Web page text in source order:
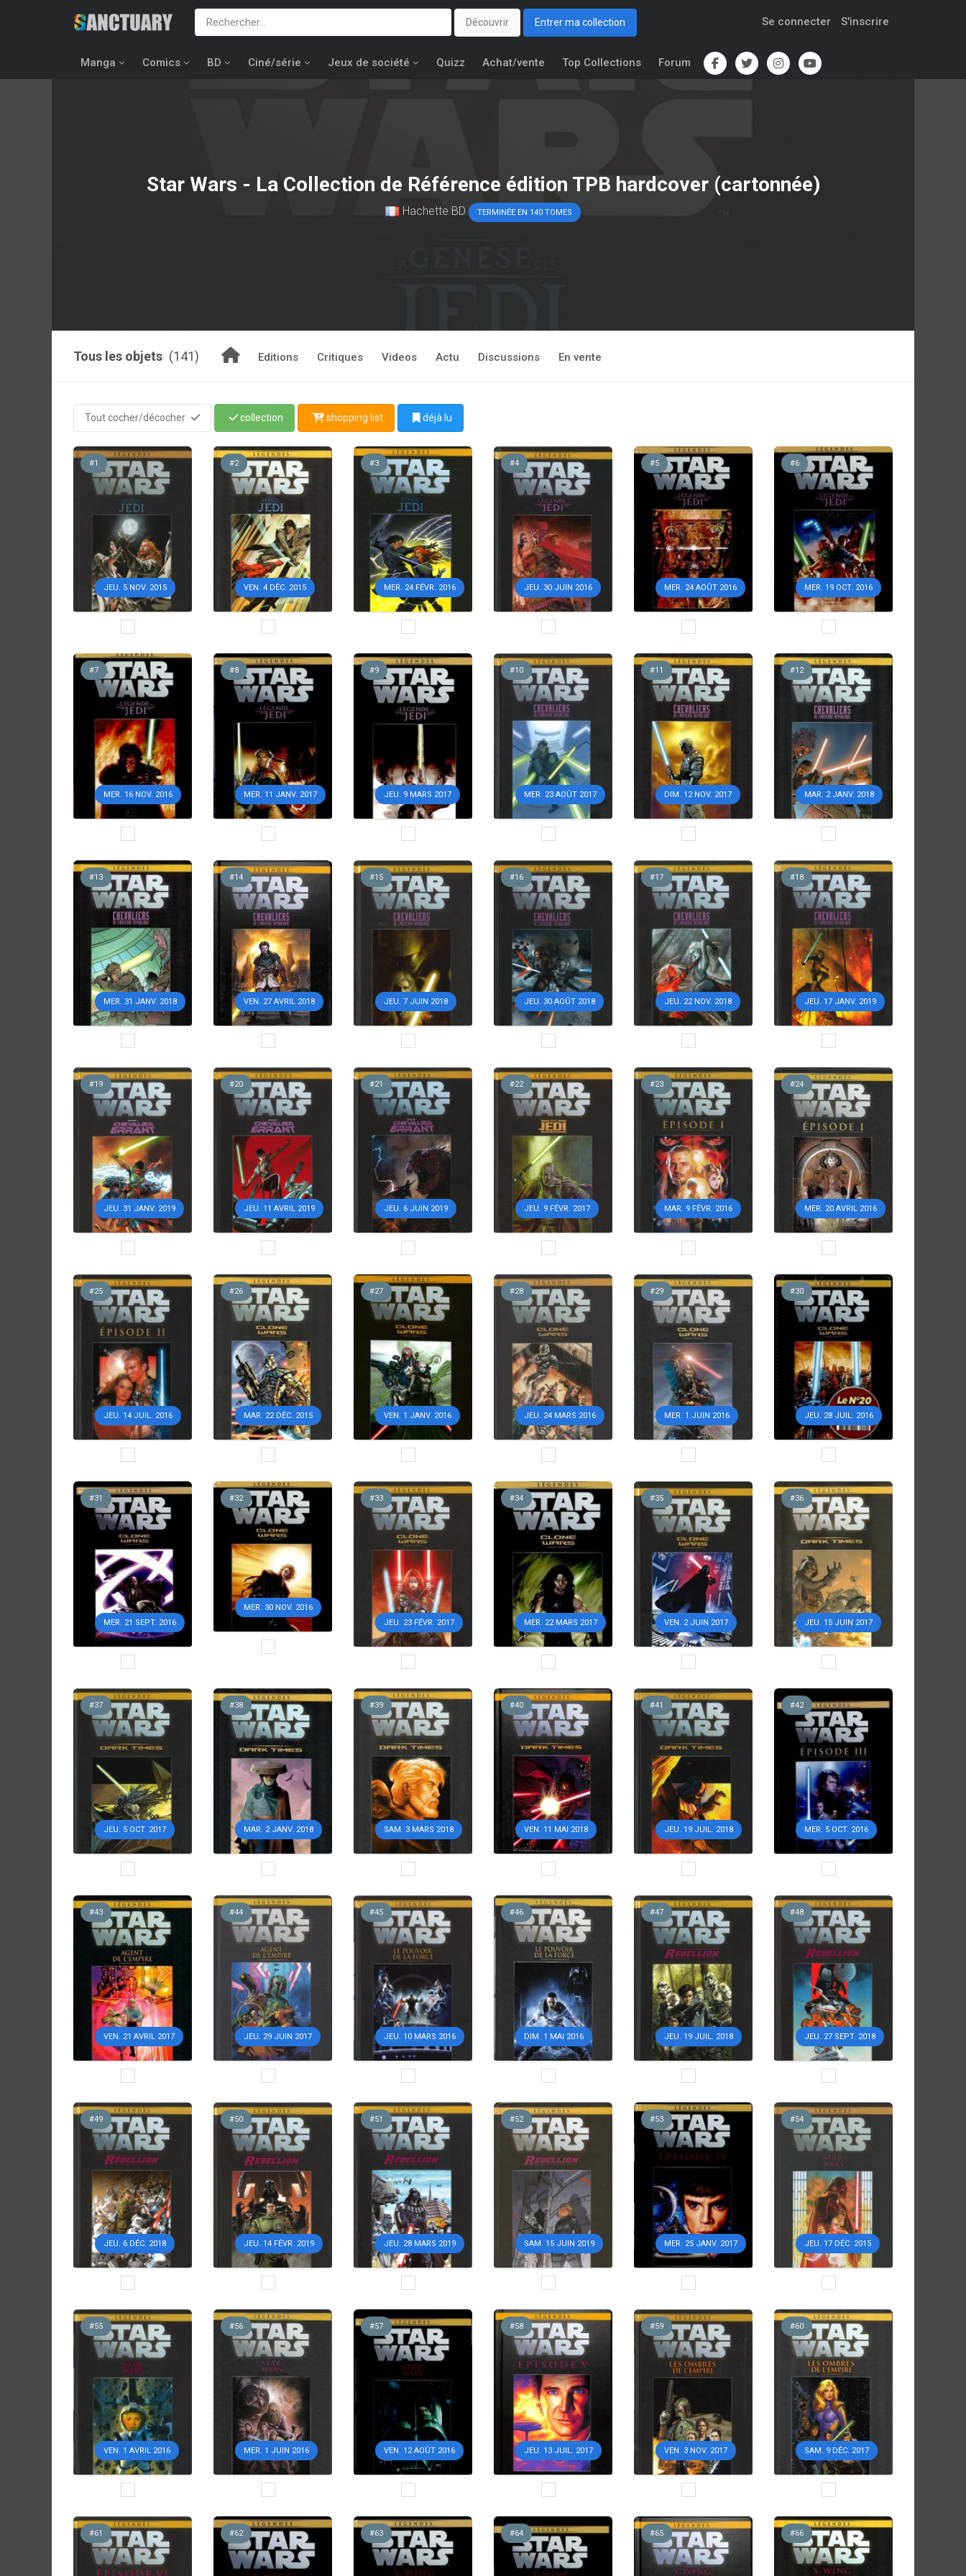
Découvrir Entrer ma collection Se connecter S'inscrire
Manga Comics BD Ciné/série Jeux de société Quizz Achat/vente Top Collections Forum
Star Wars - La Collection de Référence édition TPB hardcover (cartonnée)
Hachette BD TERMINÉE EN 140 TOMES
Tous les objets (141) Editions Critiques Videos Actu Discussions En vente
Tout cocher/décocher collection shopping list déjà lu
JEU. 5 NOV. 2015
#1
VEN. 4 DÉC. 2015
#2
MER. 24 FÉVR. 2016
#3
JEU. 30 JUIN 2016
#4
MER. 24 AOÛT 2016
#5
MER. 19 OCT. 2016
#6
MER. 16 NOV. 2016
#7
MER. 11 JANV. 2017
#8
JEU. 9 MARS 2017
#9
MER. 23 AOÛT 2017
#10
DIM. 12 NOV. 2017
#11
MAR. 2 JANV. 2018
#12
MER. 31 JANV. 2018
#13
VEN. 27 AVRIL 2018
#14
JEU. 7 JUIN 2018
#15
JEU. 30 AOÛT 2018
#16
JEU. 22 NOV. 2018
#17
JEU. 17 JANV. 2019
#18
JEU. 31 JANV. 2019
#19
JEU. 11 AVRIL 2019
#20
JEU. 6 JUIN 2019
#21
JEU. 9 FÉVR. 2017
#22
MAR. 9 FÉVR. 2016
#23
MER. 20 AVRIL 2016
#24
JEU. 14 JUIL. 2016
#25
MAR. 22 DÉC. 2015
#26
VEN. 1 JANV. 2016
#27
JEU. 24 MARS 2016
#28
MER. 1 JUIN 2016
#29
JEU. 28 JUIL. 2016
#30
MER. 21 SEPT. 2016
#31
MER. 30 NOV. 2016
#32
JEU. 23 FÉVR. 2017
#33
MER. 22 MARS 2017
#34
VEN. 2 JUIN 2017
#35
JEU. 15 JUIN 2017
#36
JEU. 5 OCT. 2017
#37
MAR. 2 JANV. 2018
#38
SAM. 3 MARS 2018
#39
VEN. 11 MAI 2018
#40
JEU. 19 JUIL. 2018
#41
MER. 5 OCT. 2016
#42
VEN. 21 AVRIL 2017
#43
JEU. 29 JUIN 2017
#44
JEU. 10 MARS 2016
#45
DIM. 1 MAI 2016
#46
JEU. 19 JUIL. 2018
#47
JEU. 27 SEPT. 2018
#48
JEU. 6 DÉC. 2018
#49
JEU. 14 FÉVR. 2019
#50
JEU. 28 MARS 2019
#51
SAM. 15 JUIN 2019
#52
MER. 25 JANV. 2017
#53
JEU. 17 DÉC. 2015
#54
VEN. 1 AVRIL 2016
#55
MER. 1 JUIN 2016
#56
VEN. 12 AOÛT 2016
#57
JEU. 13 JUIL. 2017
#58
VEN. 3 NOV. 2017
#59
SAM. 9 DÉC. 2017
#60
#61 #62 #63 #64 #65 #66